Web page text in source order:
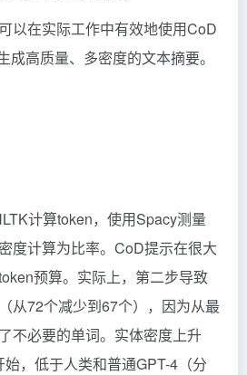
以在实际工作中有效地使用CoD
成高质量、多密度的文本摘要。
计算token，使用Spacy测量
度计算为比率。CoD提示在很大
预算。实际上，第二步导致
从72个减少到67个），因为从最
不必要的单词。实体密度上升
，低于人类和普通GPT-4（分